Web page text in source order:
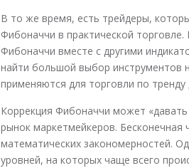
В то же время, есть трейдеры,
Фибоначчи в практической
Фибоначчи вместе с другими
найти большой выбор инструментов
применяются для торговли по
Коррекция Фибоначчи может
рынок маркетмейкеров. Бесконечная
математических закономерностей.
уровней, на которых чаще всего